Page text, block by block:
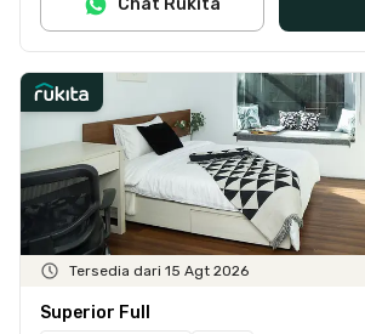
Tersedia dari 15 Agt 2026
Superior Full